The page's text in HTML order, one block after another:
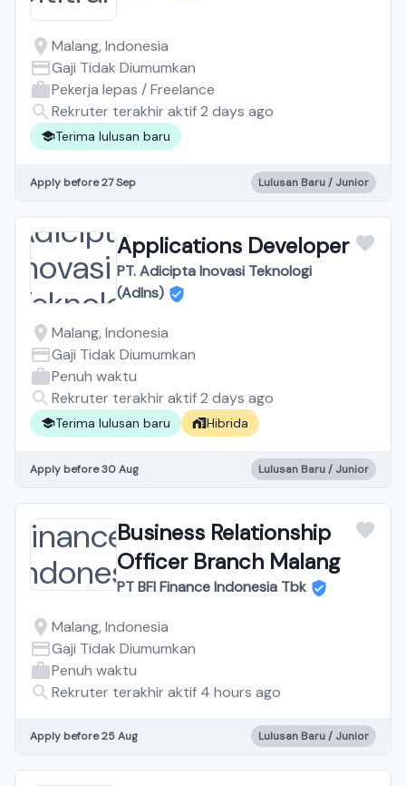
Malang, Indonesia
Gaji Tidak Diumumkan
Pekerja lepas / Freelance
Rekruter terakhir aktif 2 days ago
Terima lulusan baru
Apply before 27 Sep Lulusan Baru / Junior
Applications Developer
PT. Adicipta Inovasi Teknologi
(AdIns)
Malang, Indonesia
Gaji Tidak Diumumkan
Penuh waktu
Rekruter terakhir aktif 2 days ago
Terima lulusan baru Hibrida
Apply before 30 Aug Lulusan Baru / Junior
Business Relationship
Officer Branch Malang
PT BFI Finance Indonesia Tbk
Malang, Indonesia
Gaji Tidak Diumumkan
Penuh waktu
Rekruter terakhir aktif 4 hours ago
Apply before 25 Aug Lulusan Baru / Junior